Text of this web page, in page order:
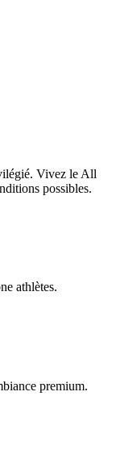
Vivez le All
possibles.
athlètes.
premium.